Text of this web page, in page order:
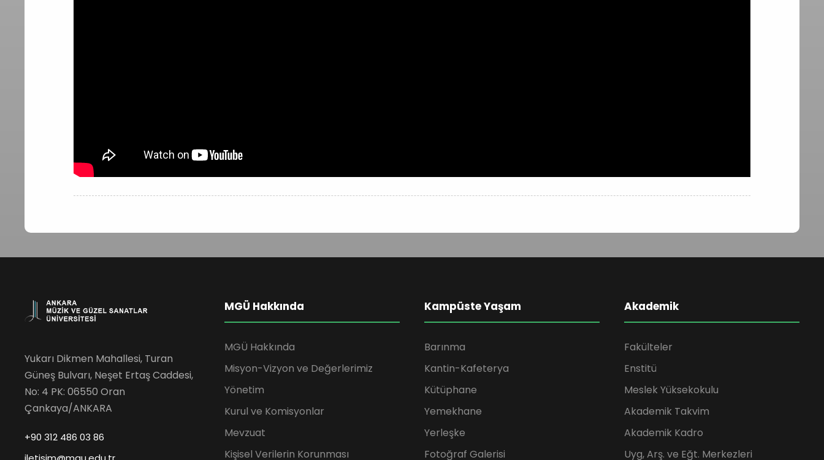
Yukarı Dikmen Mahallesi, Turan
Güneş Bulvarı, Neşet Ertaş Caddesi,
No: 4 PK: 06550 Oran
Çankaya/ANKARA
+90 312 486 03 86
MGÜ Hakkında
MGÜ Hakkında
Misyon-Vizyon ve Değerlerimiz
Yönetim
Kurul ve Komisyonlar
Mevzuat
Kişisel Verilerin Korunması
Kampüste Yaşam
Barınma
Kantin-Kafeterya
Kütüphane
Yemekhane
Yerleşke
Fotoğraf Galerisi
Akademik
Fakülteler
Enstitü
Meslek Yüksekokulu
Akademik Takvim
Akademik Kadro
Uyg, Arş. ve Eğt. Merkezleri